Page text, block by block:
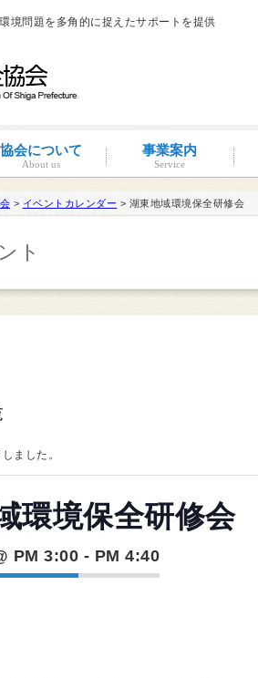
境問題を多角的に捉えたサポートを提供
協会について
About us
事業案内
Service
> イベントカレンダー > 湖東地域環境保全研修会
ト
ました。
環境保全研修会
PM 3:00 - PM 4:40